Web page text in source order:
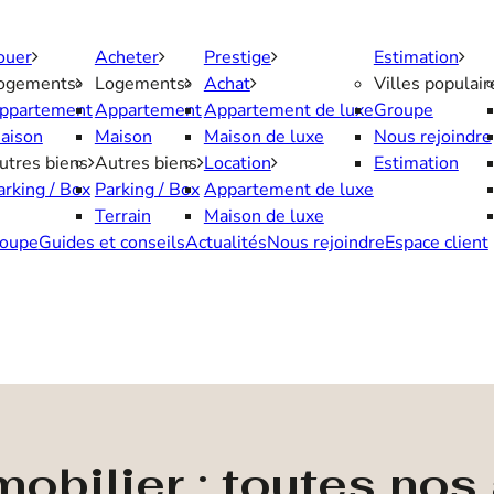
biens
/ Box
Acheter
Logements
Appartement
Maison
Autres biens
Parking / Box
Terrain
Prestige
Achat
Appartement de luxe
Maison de luxe
Location
Appartement de luxe
Maison de luxe
Estimation
Villes
Groupe
Nous rejoindre
Estimation
Guides et conseilsActualitésNous rejoindreEspace client